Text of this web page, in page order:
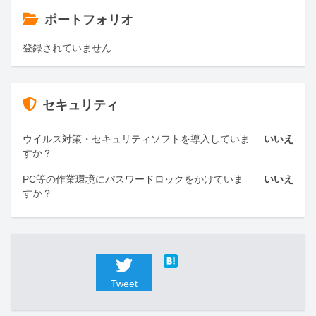
ポートフォリオ
登録されていません
セキュリティ
ウイルス対策・セキュリティソフトを導入していま
すか？
いいえ
PC等の作業環境にパスワードロックをかけていま
すか？
いいえ
Tweet